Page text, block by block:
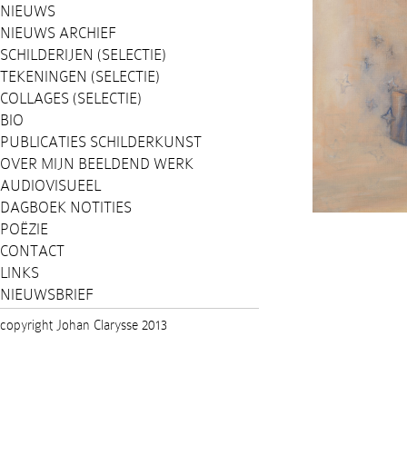
NIEUWS
NIEUWS ARCHIEF
SCHILDERIJEN (SELECTIE)
TEKENINGEN (SELECTIE)
COLLAGES (SELECTIE)
BIO
PUBLICATIES SCHILDERKUNST
OVER MIJN BEELDEND WERK
AUDIOVISUEEL
DAGBOEK NOTITIES
POËZIE
CONTACT
LINKS
NIEUWSBRIEF
copyright Johan Clarysse 2013